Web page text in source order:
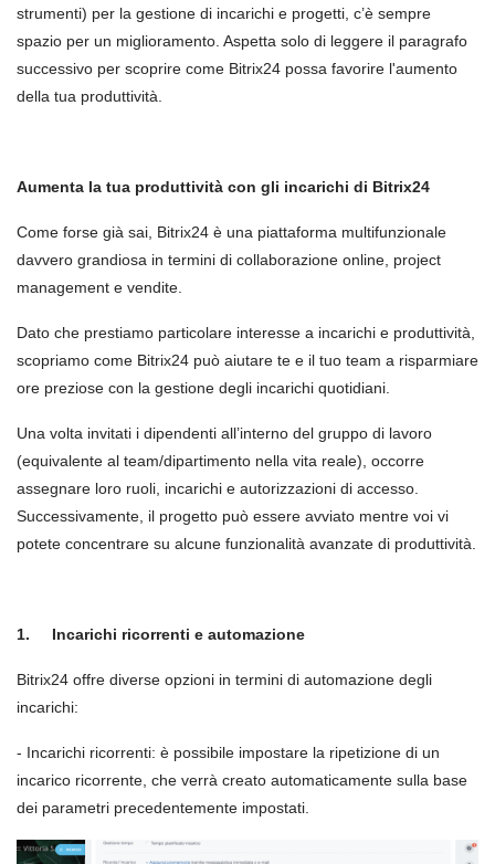
strumenti) per la gestione di incarichi e progetti, c’è sempre
spazio per un miglioramento. Aspetta solo di leggere il paragrafo
successivo per scoprire come Bitrix24 possa favorire l'aumento
della tua produttività
Aumenta la tua produttività con gli incarichi di Bitrix24
Come forse già sai , Bitrix24 è una piattaforma multifunzionale
davvero grandiosa in termini di collaborazione online, project
management e vendite.
Dato che prestiamo particolare interesse a incarichi e produttività,
scopriamo come Bitrix24 può aiutare te e il tuo team a risparmiare
ore preziose con la gestione degli incarichi quotidiani.
Una volta invitati i dipendenti all’interno del gruppo di lavoro
(equivalente al team/dipartimento nella vita reale), occorre
assegnare loro ruoli, incarichi e autorizzazioni di accesso.
Successivamente, il progetto può essere avviato mentre voi vi
potete concentrare su alcune funzionalità avanzate di produttività
1. Incarichi ricorrenti e automazione
Bitrix24 offre diverse opzioni in termini di automazione degli
incarichi:
- Incarichi ricorrenti: è possibile impostare la ripetizione di un
incarico ricorrente, che verrà creato automaticamente sulla base
dei parametri precedentemente impostati.